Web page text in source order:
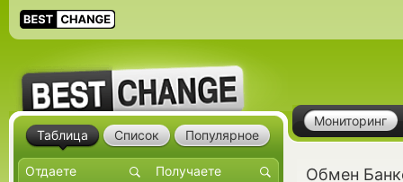
Мониторинг
Обмен
Таблица Список Популярное